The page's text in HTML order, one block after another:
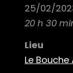
25/02/
20 h 30
Lieu
Le Bouche